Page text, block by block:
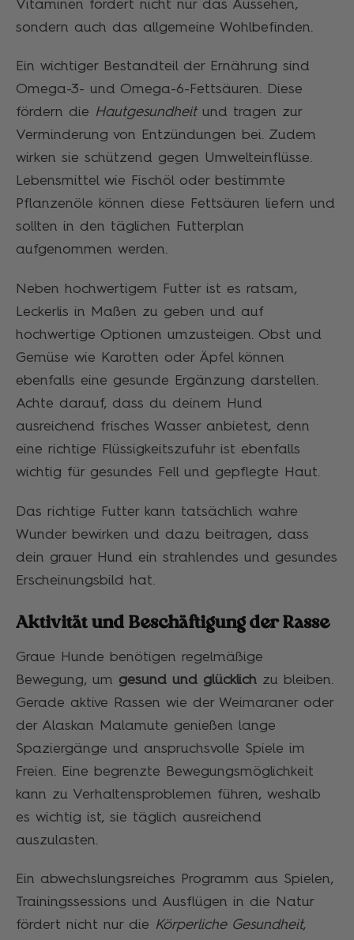
Vitaminen fördert nicht nur das Aussehen,
sondern auch das allgemeine Wohlbefinden.
Ein wichtiger Bestandteil der Ernährung sind
Omega-3- und Omega-6-Fettsäuren. Diese
fördern die Hautgesundheitund tragen zur
Verminderung von Entzündungen bei. Zudem
wirken sie schützend gegen Umwelteinflüsse.
Lebensmittel wie Fischöl oder bestimmte
Pflanzenöle können diese Fettsäuren liefern und
sollten in den täglichen Futterplan
aufgenommen werden.
Neben hochwertigem Futter ist es ratsam,
Leckerlis in Maßen zu geben und auf
hochwertige Optionen umzusteigen. Obst und
Gemüse wie Karotten oder Äpfel können
ebenfalls eine gesunde Ergänzung darstellen.
Achte darauf, dass du deinem Hund
ausreichend frisches Wasser anbietest, denn
eine richtige Flüssigkeitszufuhr ist ebenfalls
wichtig für gesundes Fell und gepflegte Haut.
Das richtige Futter kann tatsächlich wahre
Wunder bewirken und dazu beitragen, dass
dein grauer Hund ein strahlendes und gesundes
Erscheinungsbild hat.
Aktivität und Beschäftigung der Rasse
Graue Hunde benötigen regelmäßige
Bewegung, um gesund und glücklich zu bleiben.
Gerade aktive Rassen wie der Weimaraner oder
der Alaskan Malamute genießen lange
Spaziergänge und anspruchsvolle Spiele im
Freien. Eine begrenzte Bewegungsmöglichkeit
kann zu Verhaltensproblemen führen, weshalb
es wichtig ist, sie täglich ausreichend
auszulasten.
Ein abwechslungsreiches Programm aus Spielen,
Trainingssessions und Ausflügen in die Natur
fördert nicht nur die Körperliche Gesundheit,